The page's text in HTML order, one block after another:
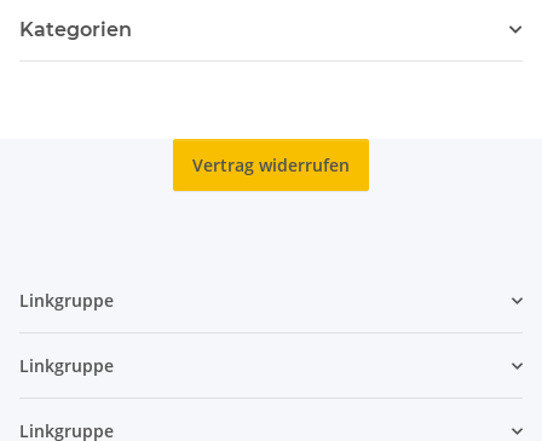
Kategorien
Vertrag widerrufen
Linkgruppe
Linkgruppe
Linkgruppe